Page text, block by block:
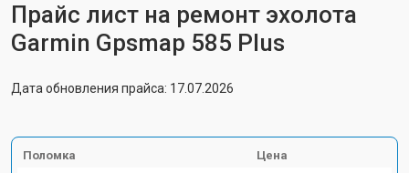
Прайс лист на ремонт эхолота
Garmin Gpsmap 585 Plus
Дата обновления прайса: 17.07.2026
Поломка Цена